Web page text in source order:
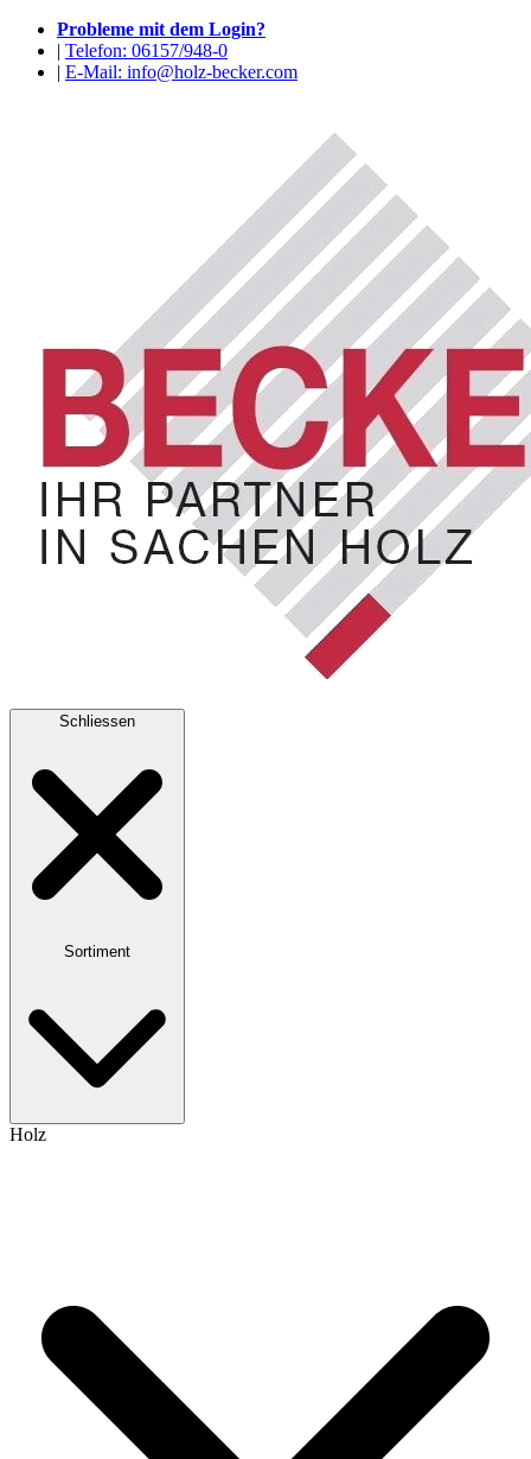
Probleme mit dem Login?
| Telefon: 06157/948-0
| E-Mail: info@holz-becker.com
Schliessen
Sortiment
Holz